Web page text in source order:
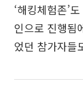
‘해킹체험존’
인으로 진행됨
었던 참가자들